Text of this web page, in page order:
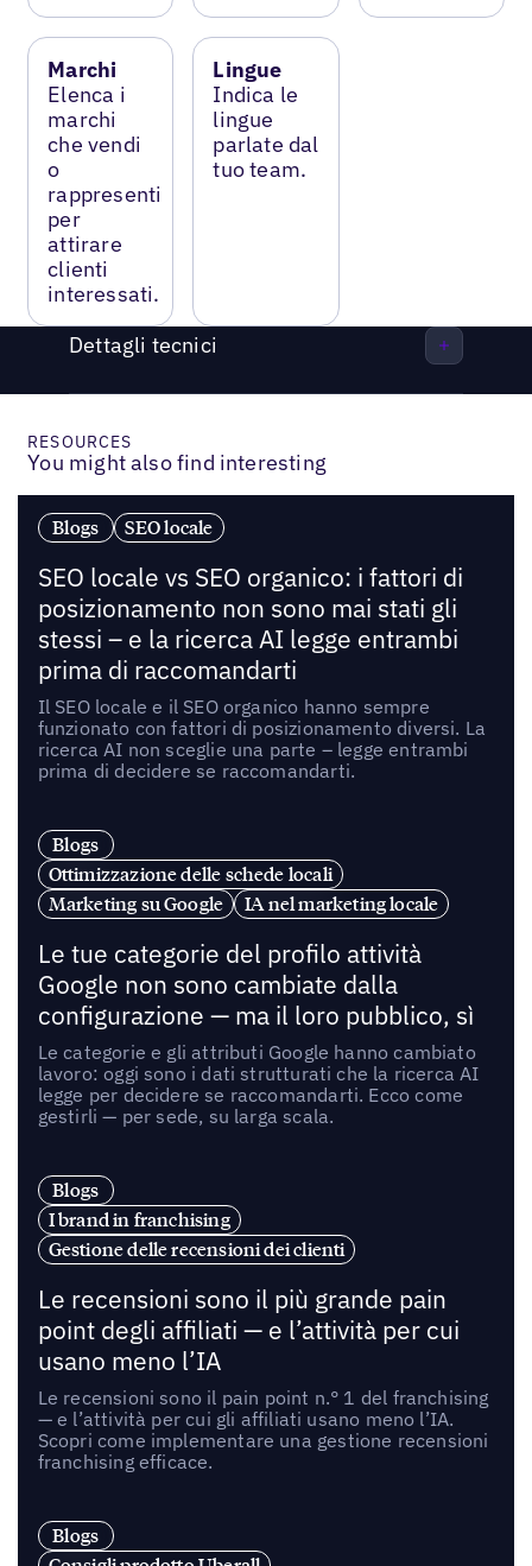
Marchi
Elenca i
marchi
che vendi
o
rappresenti
per
attirare
clienti
interessati.
Lingue
Indica le
lingue
parlate dal
tuo team.
Dettagli tecnici
RESOURCES
You might also find interesting
Blogs SEO locale
SEO locale vs SEO organico: i fattori di
posizionamento non sono mai stati gli
stessi – e la ricerca AI legge entrambi
prima di raccomandarti
Il SEO locale e il SEO organico hanno sempre
funzionato con fattori di posizionamento diversi. La
ricerca AI non sceglie una parte – legge entrambi
prima di decidere se raccomandarti.
Blogs
Ottimizzazione delle schede locali
Marketing su Google
IA nel marketing locale
Le tue categorie del profilo attività
Google non sono cambiate dalla
configurazione — ma il loro pubblico, sì
Le categorie e gli attributi Google hanno cambiato
lavoro: oggi sono i dati strutturati che la ricerca AI
legge per decidere se raccomandarti. Ecco come
gestirli — per sede, su larga scala.
Blogs
I brand in franchising
Gestione delle recensioni dei clienti
Le recensioni sono il più grande pain
point degli affiliati — e l’attività per cui
usano meno l’IA
Le recensioni sono il pain point n.° 1 del franchising
— e l’attività per cui gli affiliati usano meno l’IA.
Scopri come implementare una gestione recensioni
franchising efficace.
Blogs